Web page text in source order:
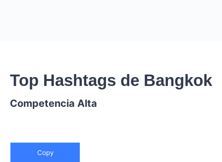
Top Hashtags de Bangkok
Competencia Alta
Copy